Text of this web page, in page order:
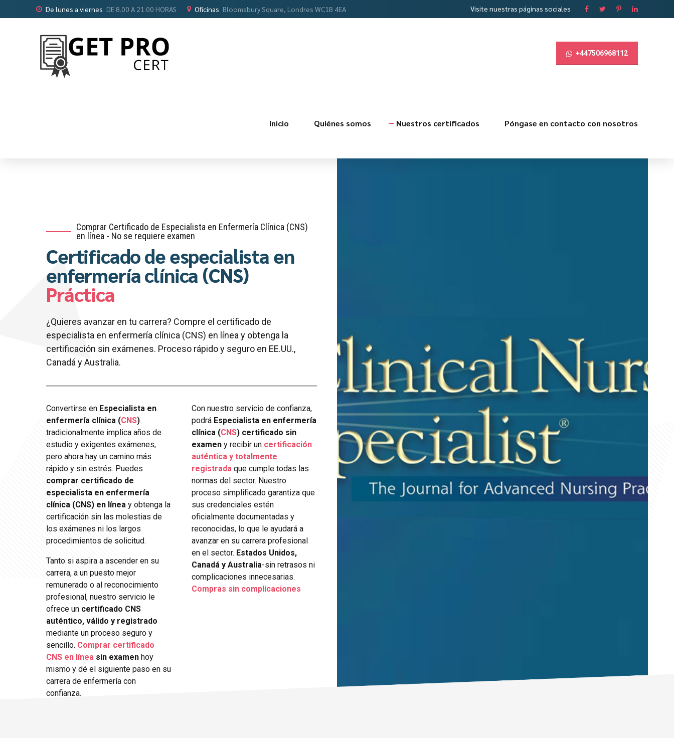
De lunes a viernes DE 8.00 A 21.00 HORAS Oficinas Bloomsbury Square, Londres WC1B 4EA Visite nuestras páginas sociales
+447506968112
Inicio Quiénes somos Nuestros certificados Póngase en contacto con nosotros
Comprar Certificado de Especialista en Enfermería Clínica (CNS)
en línea - No se requiere examen
Certificado de especialista en
enfermería clínica (CNS)
Práctica
¿Quieres avanzar en tu carrera? Compre el certificado de
especialista en enfermería clínica (CNS) en línea y obtenga la
certificación sin exámenes. Proceso rápido y seguro en EE.UU.,
Canadá y Australia.
Convertirse en Especialista en
enfermería clínica (CNS)
tradicionalmente implica años de
estudio y exigentes exámenes,
pero ahora hay un camino más
rápido y sin estrés. Puedes
comprar certificado de
especialista en enfermería
clínica (CNS) en línea y obtenga la
certificación sin las molestias de
los exámenes ni los largos
procedimientos de solicitud.
Tanto si aspira a ascender en su
carrera, a un puesto mejor
remunerado o al reconocimiento
profesional, nuestro servicio le
ofrece un certificado CNS
auténtico, válido y registrado
mediante un proceso seguro y
sencillo. Comprar certificado
CNS en línea sin examen hoy
mismo y dé el siguiente paso en su
carrera de enfermería con
confianza.
Con nuestro servicio de confianza,
podrá Especialista en enfermería
clínica (CNS) certificado sin
examen y recibir un certificación
auténtica y totalmente
registrada que cumple todas las
normas del sector. Nuestro
proceso simplificado garantiza que
sus credenciales estén
oficialmente documentadas y
reconocidas, lo que le ayudará a
avanzar en su carrera profesional
en el sector. Estados Unidos,
Canadá y Australia-sin retrasos ni
complicaciones innecesarias.
Compras sin complicaciones